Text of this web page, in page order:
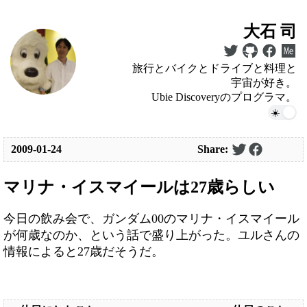
大石 司
旅行とバイクとドライブと料理と
宇宙が好き。
Ubie Discoveryのプログラマ。
2009-01-24 Share:
マリナ・イスマイールは27歳らしい
今日の飲み会で、ガンダム00のマリナ・イスマイール
が何歳なのか、という話で盛り上がった。ユルさんの
情報によると27歳だそうだ。